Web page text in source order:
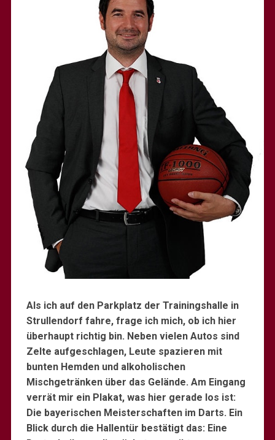
Als ich auf den Parkplatz der Trainingshalle in
Strullendorf fahre, frage ich mich, ob ich hier
überhaupt richtig bin. Neben vielen Autos sind
Zelte aufgeschlagen, Leute spazieren mit
bunten Hemden und alkoholischen
Mischgetränken über das Gelände. Am Eingang
verrät mir ein Plakat, was hier gerade los ist:
Die bayerischen Meisterschaften im Darts. Ein
Blick durch die Hallentür bestätigt das: Eine